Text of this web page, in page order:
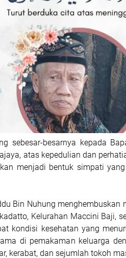
sebesar-besarnya kepada
atas kepedulian dan
menjadi bentuk simpati
Bin Nuhung menghembuskan
Kelurahan Maccini Baji,
kondisi kesehatan yang
di pemakaman keluarga
kerabat, dan sejumlah tokoh